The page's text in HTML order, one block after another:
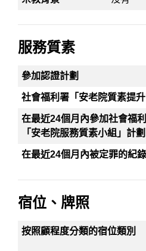
服務質素
參加認證計劃
社會福利署「安老院質素提升
在最近24個月內參加社會福
「安老院服務質素小組」計
在最近24個月內被定罪的紀錄
宿位、牌照
按照顧程度分類的宿位類別